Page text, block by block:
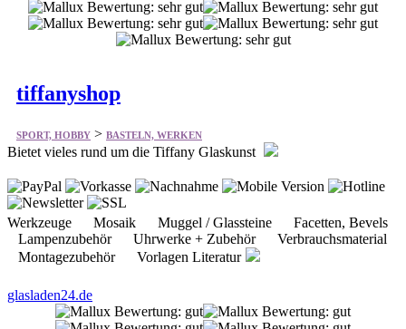
tiffanyshop
SPORT, HOBBY > BASTELN, WERKEN
Bietet vieles rund um die Tiffany Glaskunst
Werkzeuge Mosaik Muggel / Glassteine Facetten, Bevels
Lampenzubehör Uhrwerke + Zubehör Verbrauchsmaterial
Montagezubehör Vorlagen Literatur
glasladen24.de